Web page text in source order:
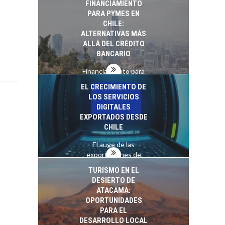
FINANCIAMIENTO
PARA PYMES EN
CHILE:
ALTERNATIVAS MÁS
ALLÁ DEL CRÉDITO
BANCARIO
Financiamiento para
pymes en Chile:
alternativas que
trascienden el
crédito…
EL CRECIMIENTO DE
LOS SERVICIOS
DIGITALES
EXPORTADOS DESDE
CHILE
El auge de las
exportaciones de
Chile:…
TURISMO EN EL
DESIERTO DE
ATACAMA:
OPORTUNIDADES
PARA EL
DESARROLLO LOCAL